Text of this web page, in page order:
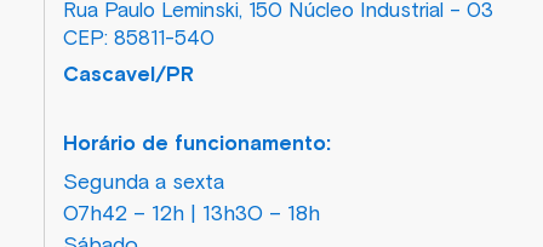
Rua Paulo Leminski, 150 Núcleo Industrial – 03
CEP: 85811-540
Cascavel/PR
Horário de funcionamento:
Segunda a sexta
07h42 – 12h | 13h30 – 18h